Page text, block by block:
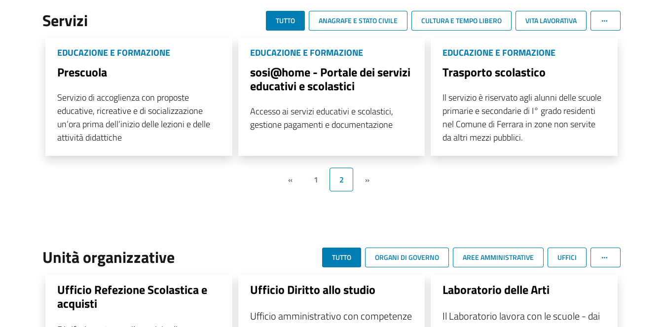
Servizi TUTTO ANAGRAFE E STATO CIVILE CULTURA E TEMPO LIBERO VITA LAVORATIVA
EDUCAZIONE E FORMAZIONE
Prescuola
Servizio di accoglienza con proposte
educative, ricreative e di socializzazione
un’ora prima dell’inizio delle lezioni e delle
attività didattiche
EDUCAZIONE E FORMAZIONE
sosi@home - Portale dei servizi
educativi e scolastici
Accesso ai servizi educativi e scolastici,
gestione pagamenti e documentazione
EDUCAZIONE E FORMAZIONE
Trasporto scolastico
Il servizio è riservato agli alunni delle scuole
primarie e secondarie di I° grado residenti
nel Comune di Ferrara in zone non servite
da altri mezzi pubblici.
« 1 2 »
Unità organizzative TUTTO ORGANI DI GOVERNO AREE AMMINISTRATIVE UFFICI
Ufficio Refezione Scolastica e
acquisti
Ufficio Diritto allo studio
Ufficio amministrativo con competenze
Laboratorio delle Arti
Il Laboratorio lavora con le scuole - dai